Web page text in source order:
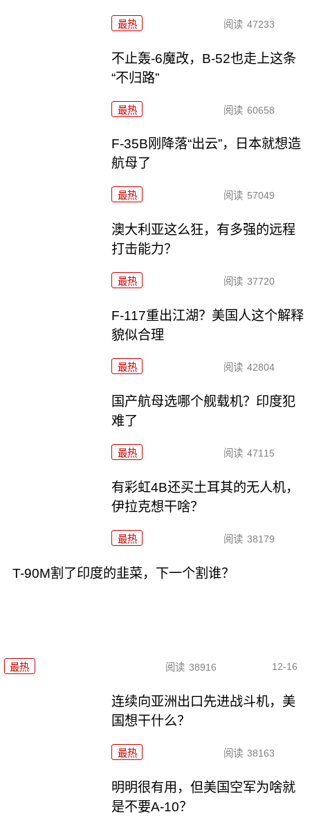
最热 阅读 47233
不止轰-6魔改，B-52也走上这条
“不归路”
最热 阅读 60658
F-35B刚降落“出云”，日本就想造
航母了
最热 阅读 57049
澳大利亚这么狂，有多强的远程
打击能力？
最热 阅读 37720
F-117重出江湖？美国人这个解释
貌似合理
最热 阅读 42804
国产航母选哪个舰载机？印度犯
难了
最热 阅读 47115
有彩虹4B还买土耳其的无人机，
伊拉克想干啥？
最热 阅读 38179
T-90M割了印度的韭菜，下一个割谁？
最热 阅读 38916 12-16
连续向亚洲出口先进战斗机，美
国想干什么？
最热 阅读 38163
明明很有用，但美国空军为啥就
是不要A-10？